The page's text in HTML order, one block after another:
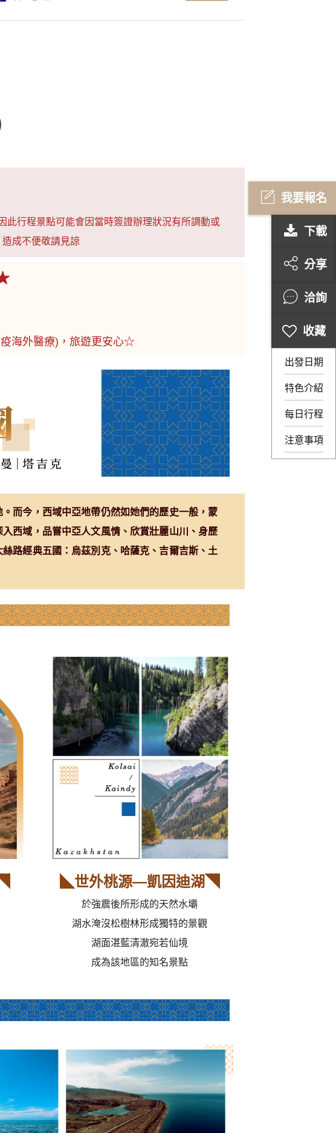
我要報名
下載
分享
洽詢
特色介紹
每日行程
注意事項
出發日期
此行程景點可能會因當時簽證辦理狀況有所調動或
成不便敬請見諒
海外醫療)，旅遊更安心☆
而今，西域中亞地帶仍然如她們的歷史一般，蒙
西域，品嘗中亞人文風情、欣賞壯麗山川、身歷
路經典五國：烏茲別克、哈薩克、吉爾吉斯、土
◣世外桃源—凱因迪湖◥
於強震後所形成的天然水壩
湖水淹沒松樹林形成獨特的景觀
湖面湛藍清澈宛若仙境
成為該地區的知名景點